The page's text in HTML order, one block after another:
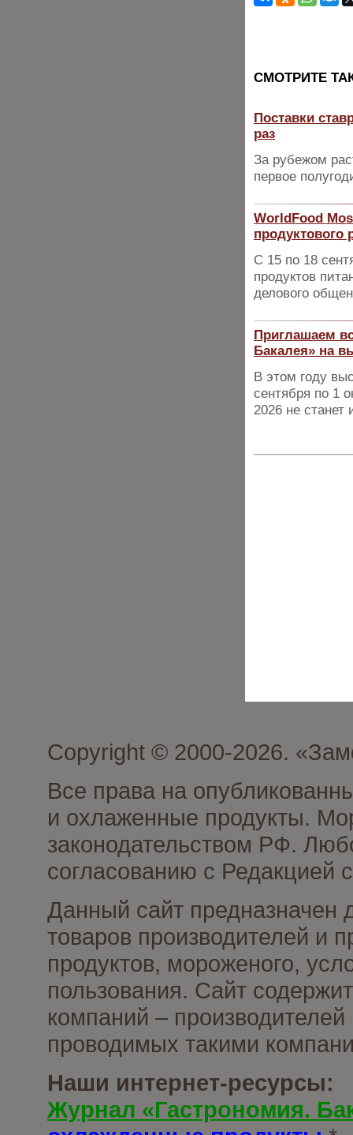
CМОТРИТЕ
Поставки
раз
За рубежом
первое
WorldFood
продуктового
С 15 по 18
продуктов
делового
Приглашаем
Бакалея» на
В этом году
сентября по 1
2026 не
Copyright © 2000-2026.
Все права на
и охлаженные продукты.
законодательством РФ.
согласованию с Редакцией
Данный сайт предназначен
товаров производителей и
продуктов, мороженого,
пользования. Сайт
компаний –
проводимых такими
Наши интернет-ресурсы:
Журнал «Гастрономия.